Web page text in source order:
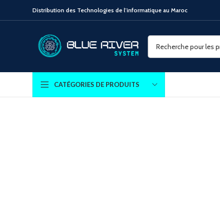
Distribution des Technologies de l’informatique au Maroc
CATÉGORIES DE PRODUITS